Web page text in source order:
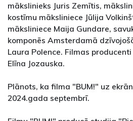
mākslinieks Juris Zemītis,
kostīmu māksliniece Jūlija
māksliniece Maija Gundare,
komponēs Amsterdamā
Laura Polence. Filmas
Elīna Jozauska.
Plānots, ka filma "BUM!" uz
2024.gada septembrī.